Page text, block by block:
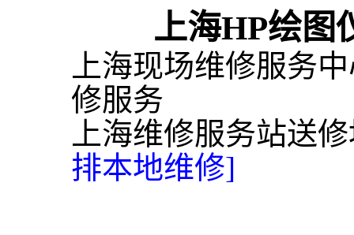
上海HP绘图
上海现场维修服务
修服务
上海维修服务站送
排本地维修]